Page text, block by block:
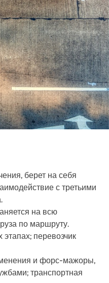
берет на себя
с третьими
на всю
по маршруту.
этапах; перевозчик
и форс-мажоры,
транспортная